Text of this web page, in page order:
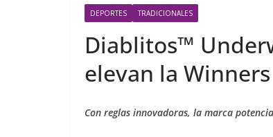
DEPORTES TRADICIONALES
Diablitos™
elevan la
Con reglas innovadoras, la marca